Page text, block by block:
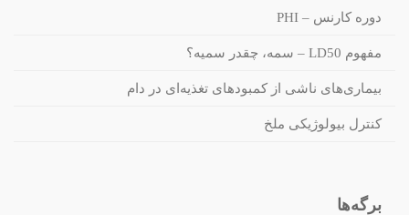
دوره کارنس – PHI
مفهوم LD50 – سمه، چقدر سمیه؟
بیماری‌های ناشی از کمبودهای تغذیه‌ای در دام
کنترل بیولوژیکی ملخ
برگه‌ها